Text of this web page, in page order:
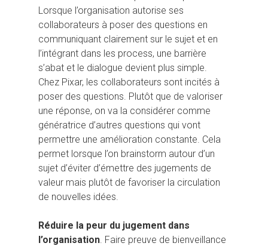
Lorsque l’organisation autorise ses
collaborateurs à poser des questions en
communiquant clairement sur le sujet et en
l’intégrant dans les process, une barrière
s’abat et le dialogue devient plus simple.
Chez Pixar, les collaborateurs sont incités à
poser des questions. Plutôt que de valoriser
une réponse, on va la considérer comme
génératrice d’autres questions qui vont
permettre une amélioration constante. Cela
permet lorsque l’on brainstorm autour d’un
sujet d’éviter d’émettre des jugements de
valeur mais plutôt de favoriser la circulation
de nouvelles idées.
Réduire la peur du jugement dans
l’organisation. Faire preuve de bienveillance